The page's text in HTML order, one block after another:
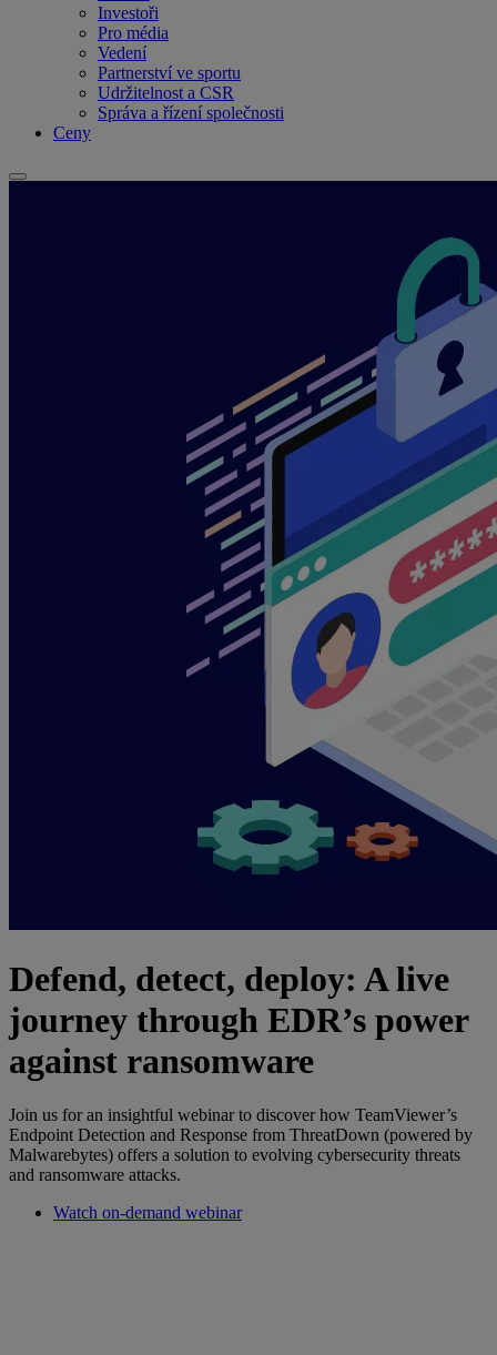
Investoři
Pro média
Vedení
Partnerství ve sportu
Udržitelnost a CSR
Správa a řízení společnosti
Ceny
Defend, detect, deploy: A live
journey through EDR’s power
against ransomware
Join us for an insightful webinar to discover how TeamViewer’s
Endpoint Detection and Response from ThreatDown (powered by
Malwarebytes) offers a solution to evolving cybersecurity threats
and ransomware attacks.
Watch on-demand webinar